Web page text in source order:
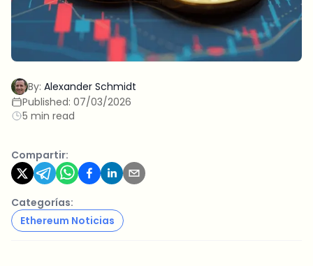
By: Alexander Schmidt
Published: 07/03/2026
5 min read
Compartir:
Categorías:
Ethereum Noticias